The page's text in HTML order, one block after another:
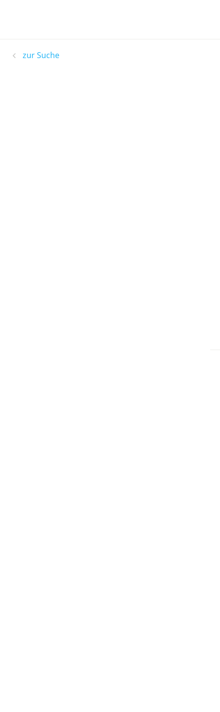
zur Suche